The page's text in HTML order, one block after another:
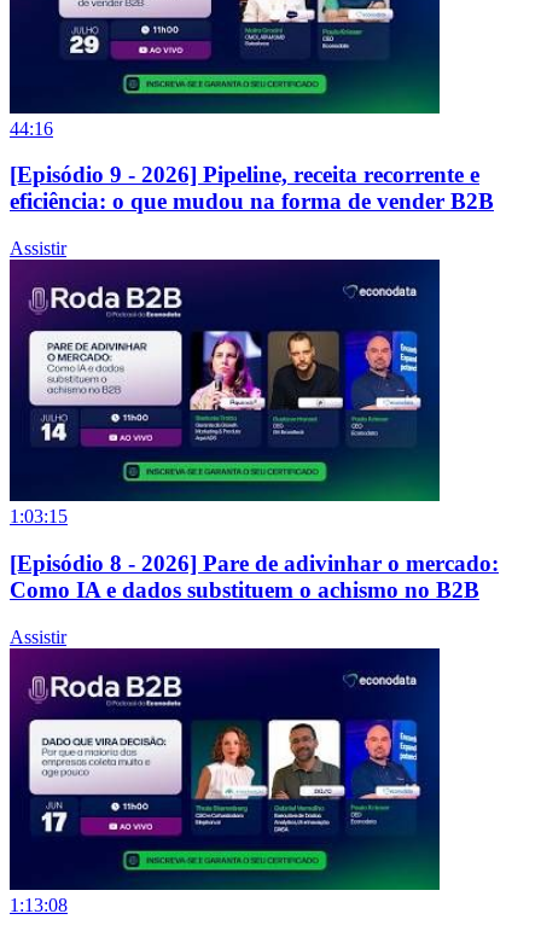
44:16
[Episódio 9 - 2026] Pipeline, receita recorrente e
eficiência: o que mudou na forma de vender B2B
Assistir
1:03:15
[Episódio 8 - 2026] Pare de adivinhar o mercado:
Como IA e dados substituem o achismo no B2B
Assistir
1:13:08